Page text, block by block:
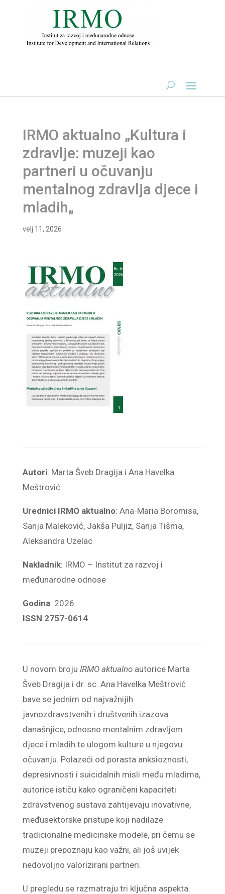
IRMO aktualno „Kultura i
zdravlje: muzeji kao
partneri u očuvanju
mentalnog zdravlja djece i
mladih„
velj 11, 2026
Autori: Marta Šveb Dragija i Ana Havelka
Meštrović
Urednici IRMO aktualno: Ana-Maria Boromisa,
Sanja Maleković, Jakša Puljiz, Sanja Tišma,
Aleksandra Uzelac
Nakladnik: IRMO – Institut za razvoj i
međunarodne odnose
Godina: 2026.
ISSN 2757-0614
U novom broju IRMO aktualnoautorice Marta
Šveb Dragija i dr. sc. Ana Havelka Meštrović
bave se jednim od najvažnijih
javnozdravstvenih i društvenih izazova
današnjice, odnosno mentalnim zdravljem
djece i mladih te ulogom kulture u njegovu
očuvanju. Polazeći od porasta anksioznosti,
depresivnosti i suicidalnih misli među mladima,
autorice ističu kako ograničeni kapaciteti
zdravstvenog sustava zahtijevaju inovativne,
međusektorske pristupe koji nadilaze
tradicionalne medicinske modele, pri čemu se
muzeji prepoznaju kao važni, ali još uvijek
nedovoljno valorizirani partneri.
U pregledu se razmatraju tri ključna aspekta.